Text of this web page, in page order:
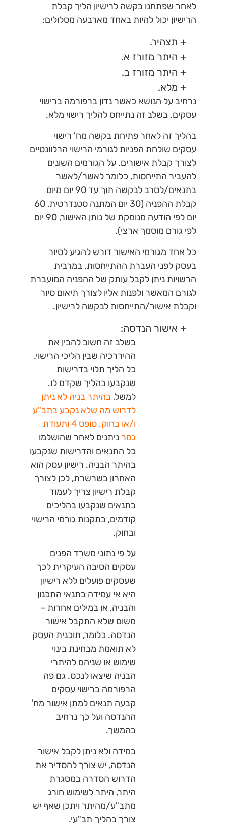
לאחר שפתחנו בקשה לרישיון הליך קבלת
הרישיון יכול להיות באחד מארבעה מסלולים:
+ תצהיר.
+ היתר מזורז א.
+ היתר מזורז ב.
+ מלא.
נרחיב על הנושא כאשר נדון ברפורמה ברישוי
עסקים. בשלב זה נתייחס להליך רישוי מלא.
בהליך זה לאחר פתיחת בקשה מח' רישוי
עסקים שולחת הפניות לגורמי הרישוי הרלוונטיים
לצורך קבלת אישורים. על הגורמים השונים
להעביר התייחסות, כלומר לאשר/לאשר
בתנאים/לסרב לבקשה תוך עד 90 יום מיום
קבלת ההפניה (30 יום המתנה סטנדרטית, 60
יום לפי הודעה מנומקת של נותן האישור, 90 יום
לפי גורם מוסמך ארצי).
כל אחד מגורמי האישור דורש להגיע לסיור
בעסק לפני העברת ההתייחסות. במרבית
הרשויות ניתן לקבל עותק של ההפניה המועברת
לגורם המאשר ולפנות אליו לצורך תיאום סיור
וקבלת אישור/התייחסות לבקשה לרישיון.
+ אישור הנדסה:
בשלב זה חשוב להבין את
ההיררכיה שבין הליכי הרישוי.
כל הליך תלוי בדרישות
שנקבעו בהליך שקדם לו.
למשל, בהיתר בניה לא ניתן
לדרוש מה שלא נקבע בתב"ע
ו/או בחוק. טופס 4 ותעודת
גמר ניתנים לאחר שהושלמו
כל התנאים והדרישות שנקבעו
בהיתר הבניה. רישיון עסק הוא
האחרון בשרשרת, לכן לצורך
קבלת רישיון צריך לעמוד
בתנאים שנקבעו בהליכים
קודמים, בתקנות גורמי הרישוי
ובחוק.
על פי נתוני משרד הפנים
עסקים הסיבה העיקרית לכך
שעסקים פועלים ללא רישיון
היא אי עמידה בתנאי התכנון
והבניה, או במילים אחרות –
משום שלא התקבל אישור
הנדסה. כלומר, תוכנית העסק
לא תואמת מבחינת בינוי
שימוש או שניהם להיתרי
הבניה שיצאו לנכס. גם פה
הרפורמה ברישוי עסקים
קבעה תנאים למתן אישור מח'
ההנדסה ועל כך נרחיב
בהמשך.
במידה ולא ניתן לקבל אישור
הנדסה, יש צורך להסדיר את
הדרוש הסדרה במסגרת
היתר, היתר לשימוש חורג
מתב"ע/מהיתר ויתכן שאף יש
צורך בהליך תב"עי.